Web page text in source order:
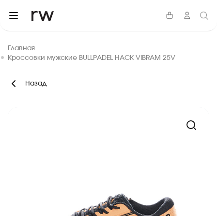
Главная
Кроссовки мужские BULLPADEL HACK VIBRAM 25V
Назад